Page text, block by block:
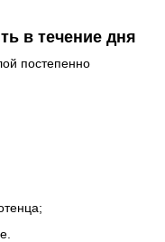
в течение дня
постепенно